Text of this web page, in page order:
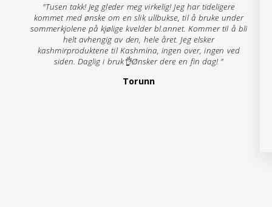
"Tusen takk! Jeg gleder meg virkelig! Jeg har tideligere
kommet med ønske om en slik ullbukse, til å bruke under
sommerkjolene på kjølige kvelder bl.annet. Kommer til å bli
helt avhengig av den, hele året. Jeg elsker
kashmirproduktene til Kashmina, ingen over, ingen ved
siden. Daglig i bruk👌Ønsker dere en fin dag! "
Torunn